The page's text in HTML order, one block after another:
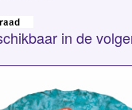
in de